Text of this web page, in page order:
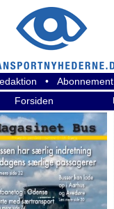
• Abonnement
Forsiden